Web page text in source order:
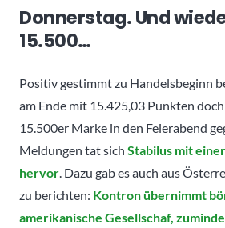
Donnerstag. Und
15.500…
Positiv gestimmt zu Handelsbeginn
am Ende mit 15.425,03 Punkten
15.500er Marke in den Feierabend
Meldungen tat sich Stabilus mit
hervor. Dazu gab es auch aus
zu berichten: Kontron übernimmt
amerikanische Gesellschaf,